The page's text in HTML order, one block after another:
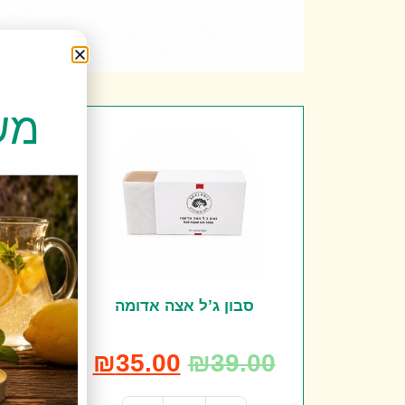
סבון ג’ל אצה אדומה
₪39.00
₪35.00
ג’ל